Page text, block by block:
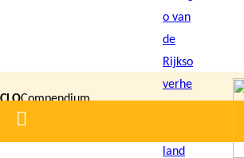
inhoud
gaan
CLOCompendium
voor de
Home